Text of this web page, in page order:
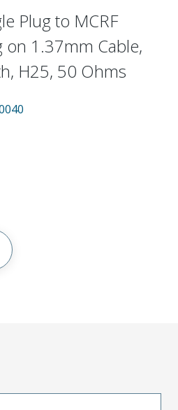
Plug to MCRF
on 1.37mm Cable,
H25, 50 Ohms